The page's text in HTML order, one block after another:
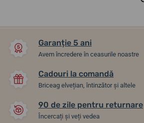
Garanție 5 ani
Avem încredere în ceasurile noastre
Cadouri la comandă
Briceag elvețian, întinzător și altele
90 de zile pentru returnare
Încercați și veți vedea